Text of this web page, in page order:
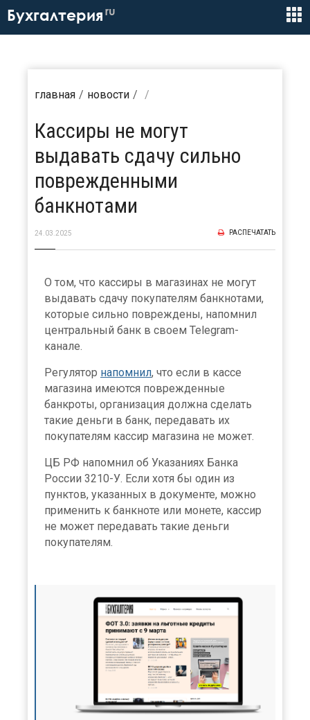
Бухгалтерия ru
главная новости
Кассиры не могут
выдавать сдачу сильно
поврежденными
банкнотами
24.03.2025 РАСПЕЧАТАТЬ
О том, что кассиры в магазинах не могут
выдавать сдачу покупателям банкнотами,
которые сильно повреждены, напомнил
центральный банк в своем Telegram-
канале.
Регулятор напомнил, что если в кассе
магазина имеются поврежденные
банкроты, организация должна сделать
такие деньги в банк, передавать их
покупателям кассир магазина не может.
ЦБ РФ напомнил об Указаниях Банка
России 3210-У. Если хотя бы один из
пунктов, указанных в документе, можно
применить к банкноте или монете, кассир
не может передавать такие деньги
покупателям.